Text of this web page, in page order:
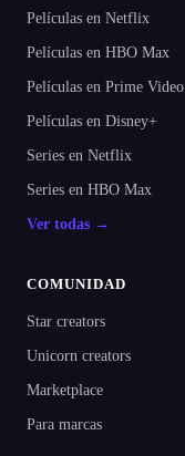
Películas en Netflix
Películas en HBO Max
Películas en Prime Video
Películas en Disney+
Series en Netflix
Series en HBO Max
Ver todas →
COMUNIDAD
Star creators
Unicorn creators
Marketplace
Para marcas